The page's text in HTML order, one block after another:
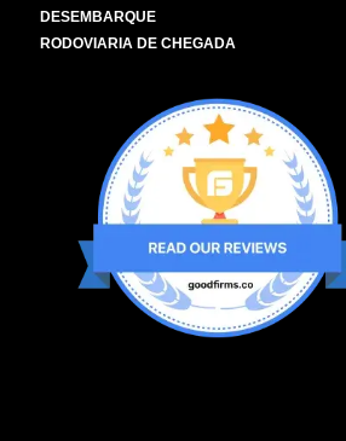
DESEMBARQUE
RODOVIARIA DE CHEGADA